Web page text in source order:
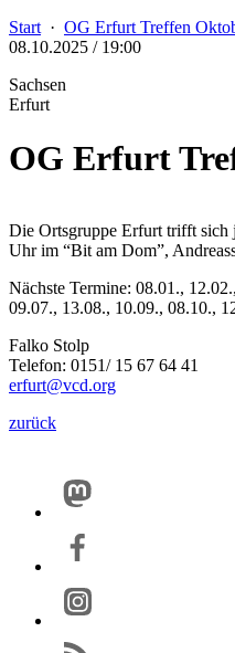
Start · OG Erfurt Treffen
08.10.2025 / 19:00
Sachsen
Erfurt
OG Erfurt
Die Ortsgruppe Erfurt trifft
Uhr im “Bit am Dom”,
Nächste Termine: 08.01.,
09.07., 13.08., 10.09., 08.10.,
Falko Stolp
Telefon: 0151/ 15 67 64 41
erfurt@vcd.org
zurück